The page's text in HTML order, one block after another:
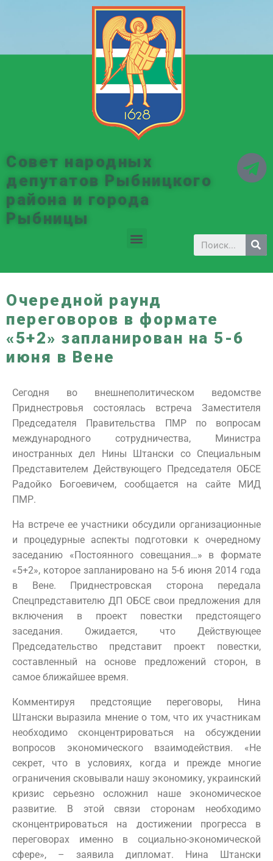
Совет народных
депутатов Рыбницкого
района и города
Рыбницы
Очередной раунд
переговоров в формате
«5+2» запланирован на 5-6
июня в Вене
Сегодня во внешнеполитическом ведомстве
Приднестровья состоялась встреча Заместителя
Председателя Правительства ПМР по вопросам
международного сотрудничества, Министра
иностранных дел Нины Штански со Специальным
Представителем Действующего Председателя ОБСЕ
Радойко Богоевичем, сообщается на сайте МИД
ПМР.
На встрече ее участники обсудили организационные
и процедурные аспекты подготовки к очередному
заседанию «Постоянного совещания…» в формате
«5+2», которое запланировано на 5-6 июня 2014 года
в Вене. Приднестровская сторона передала
Спецпредставителю ДП ОБСЕ свои предложения для
включения в проект повестки предстоящего
заседания. Ожидается, что Действующее
Председательство представит проект повестки,
составленный на основе предложений сторон, в
самое ближайшее время.
Комментируя предстоящие переговоры, Нина
Штански выразила мнение о том, что их участникам
необходимо сконцентрироваться на обсуждении
вопросов экономического взаимодействия. «Не
секрет, что в условиях, когда и прежде многие
ограничения сковывали нашу экономику, украинский
кризис серьезно осложнил наше экономическое
развитие. В этой связи сторонам необходимо
сконцентрироваться на достижении прогресса в
переговорах именно в социально-экономической
сфере», – заявила дипломат. Нина Штански